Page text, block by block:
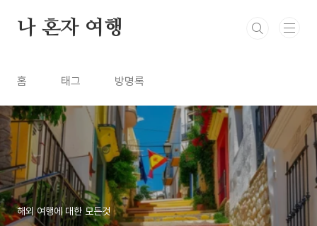
나 혼자 여행
홈 태그 방명록
해외 여행에 대한 모든것